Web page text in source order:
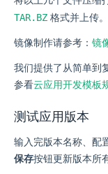
TAR.BZ 格式并上传。
镜像制作请参考： 镜
我们提供了从简单到
参看云应用开发模板
测试应用版本
输入完版本名称、配
保存按钮更新版本所